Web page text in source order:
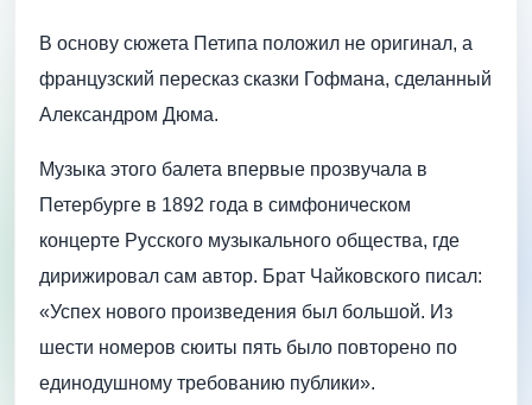
В основу сюжета Петипа положил не оригинал, а
французский пересказ сказки Гофмана, сделанный
Александром Дюма.
Музыка этого балета впервые прозвучала в
Петербурге в 1892 года в симфоническом
концерте Русского музыкального общества, где
дирижировал сам автор. Брат Чайковского писал:
«Успех нового произведения был большой. Из
шести номеров сюиты пять было повторено по
единодушному требованию публики».